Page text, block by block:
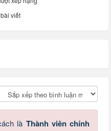
viết
là Thành viên chính